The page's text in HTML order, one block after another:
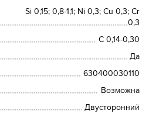
Si 0,15; 0,8-1,1; Ni 0,3; Сu 0,3; Cr
0,3
C 0,14-0,30
Да
630400030110
Возможна
Двусторонний